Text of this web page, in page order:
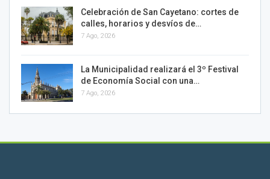
Celebración de San Cayetano: cortes de
calles, horarios y desvíos de…
7 Ago, 2026
La Municipalidad realizará el 3º Festival
de Economía Social con una…
7 Ago, 2026